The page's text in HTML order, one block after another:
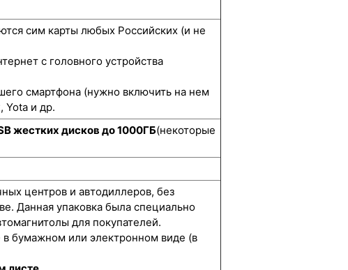
сим карты любых Российских (и не
с головного устройства
смартфона (нужно включить на нем
Yota и др.
жестких дисков до 1000ГБ(некоторые
центров и автодиллеров, без
Данная упаковка была специально
для покупателей.
в бумажном или электронном виде (в